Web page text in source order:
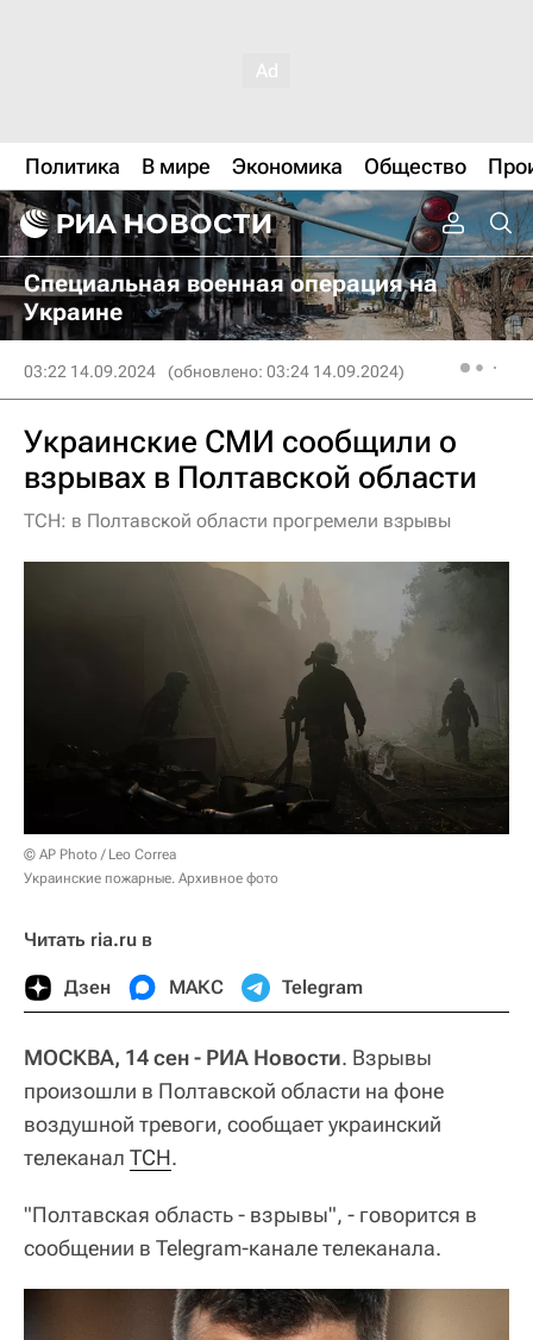
Политика В мире Экономика Общество
Специальная военная операция на
Украине
03:22 14.09.2024 (обновлено: 03:24 14.09.2024)
Украинские СМИ сообщили о
взрывах в Полтавской области
ТСН: в Полтавской области прогремели взрывы
© AP Photo / Leo Correa
Украинские пожарные. Архивное фото
Читать ria.ru в
Дзен МАКС Telegram
МОСКВА, 14 сен - РИА Новости. Взрывы
произошли в Полтавской области на фоне
воздушной тревоги, сообщает украинский
телеканал ТСН.
"Полтавская область - взрывы", - говорится в
сообщении в Telegram-канале телеканала.